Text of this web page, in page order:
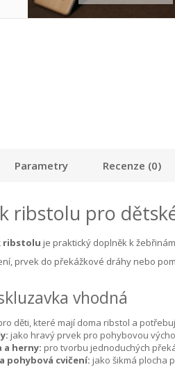
Parametry Recenze (0)
ribstolu pro
ribstolu je praktický doplněk k
prvek do překážkové dráhy nebo
vhodná
děti, které mají doma ribstol a
jako hravý prvek pro pohybovou
a herny: pro tvorbu jednoduchých
pohybová cvičení: jako šikmá plocha